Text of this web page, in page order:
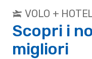
VOLO +
Scopri i
migliori